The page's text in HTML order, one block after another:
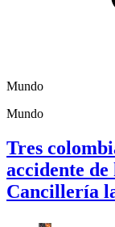
Mundo
Mundo
Tres
accidente
Cancillería